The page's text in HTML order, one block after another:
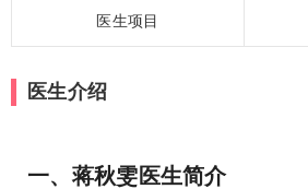
医生项目
医生介绍
一、蒋秋雯医生简介